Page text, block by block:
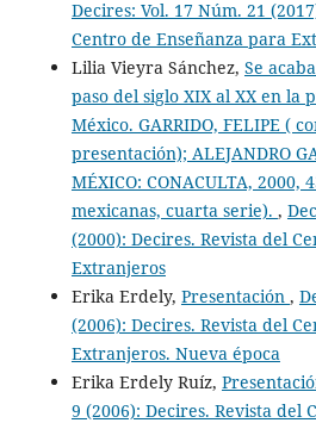
Decires: Vol. 17 Núm. 21
Centro de Enseñanza para
Lilia Vieyra Sánchez, Se
paso del siglo XIX al XX en la
México. GARRIDO, FELIPE (
presentación); ALEJANDRO
MÉXICO: CONACULTA, 2000,
mexicanas, cuarta serie). ,
(2000): Decires. Revista del
Extranjeros
Erika Erdely, Presentación ,
(2006): Decires. Revista del
Extranjeros. Nueva época
Erika Erdely Ruíz,
9 (2006): Decires. Revista del